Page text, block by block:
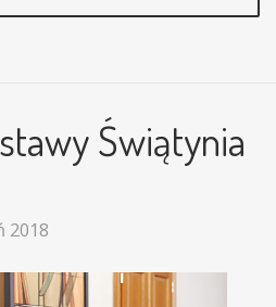
Świątynia
2018